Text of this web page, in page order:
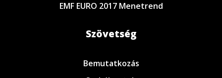
EMF EURO 2017 Menetrend
Szövetség
Bemutatkozás